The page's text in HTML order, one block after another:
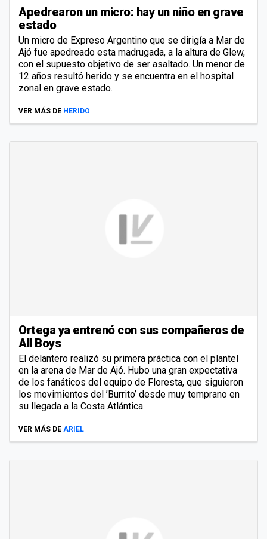
Apedrearon un micro: hay un niño en grave
estado
Un micro de Expreso Argentino que se dirigía a Mar de
Ajó fue apedreado esta madrugada, a la altura de Glew,
con el supuesto objetivo de ser asaltado. Un menor de
12 años resultó herido y se encuentra en el hospital
zonal en grave estado.
VER MÁS DE HERIDO
Ortega ya entrenó con sus compañeros de
All Boys
El delantero realizó su primera práctica con el plantel
en la arena de Mar de Ajó. Hubo una gran expectativa
de los fanáticos del equipo de Floresta, que siguieron
los movimientos del ’Burrito’ desde muy temprano en
su llegada a la Costa Atlántica.
VER MÁS DE ARIEL